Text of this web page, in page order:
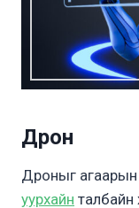
Дрон
Дроныг агаарын
уурхайн талбайн